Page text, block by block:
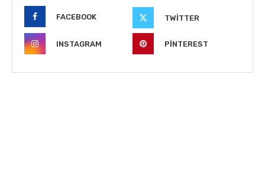
FACEBOOK TWITTER
INSTAGRAM PINTEREST